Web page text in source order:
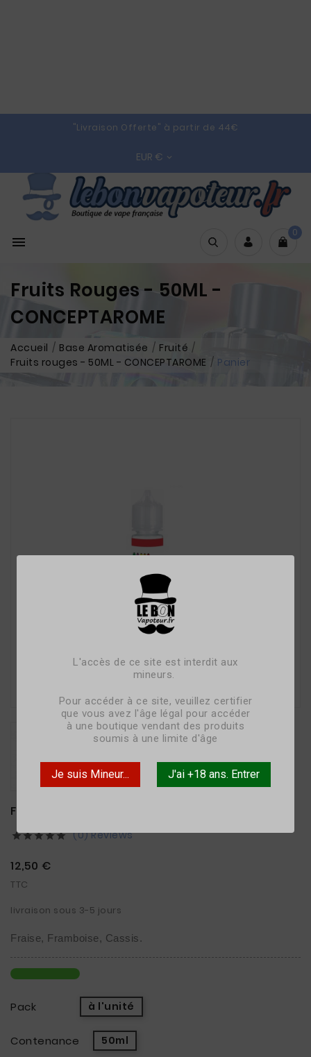
L'accès de ce site est interdit aux
mineurs.
Pour accéder à ce site, veuillez certifier
que vous avez l'âge légal pour accéder
à une boutique vendant des produits
soumis à une limite d'âge
Je suis Mineur... J'ai +18 ans. Entrer
"Livraison Offerte" à partir de 44€
EUR € 

0
Fruits Rouges - 50ML -
CONCEPTAROME
Accueil Base Aromatisée
Fruité
Fruits rouges - 50ML - CONCEPTAROME
Panier
FRUITS ROUGES - 50ML - CONCEPTAROME
 (0) Reviews
12,50 €
TTC
livraison sous 3-5 jours
Fraise, Framboise, Cassis.
Pack à l'unité
Contenance 50ml